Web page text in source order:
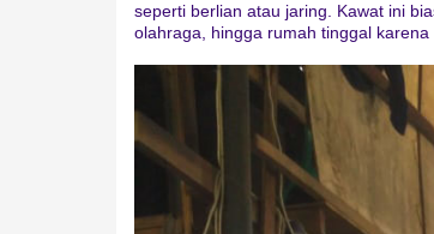
seperti berlian atau jaring. Kawat ini
olahraga, hingga rumah tinggal